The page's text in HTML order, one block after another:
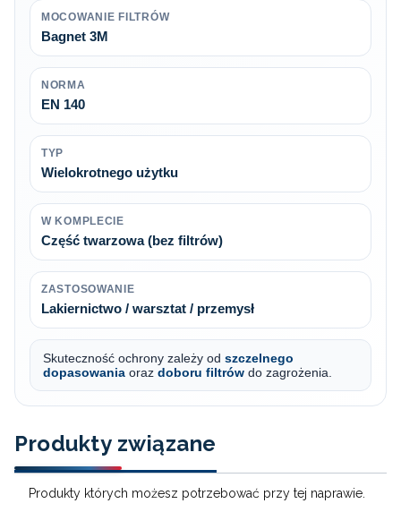
MOCOWANIE FILTRÓW
Bagnet 3M
NORMA
EN 140
TYP
Wielokrotnego użytku
W KOMPLECIE
Część twarzowa (bez filtrów)
ZASTOSOWANIE
Lakiernictwo / warsztat / przemysł
Skuteczność ochrony zależy od szczelnego
dopasowania oraz doboru filtrów do zagrożenia.
Produkty związane
Produkty których możesz potrzebować przy tej naprawie.